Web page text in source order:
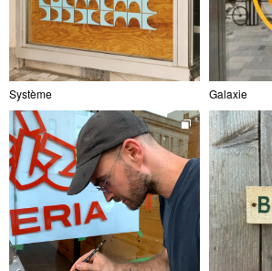
Système Galaxie